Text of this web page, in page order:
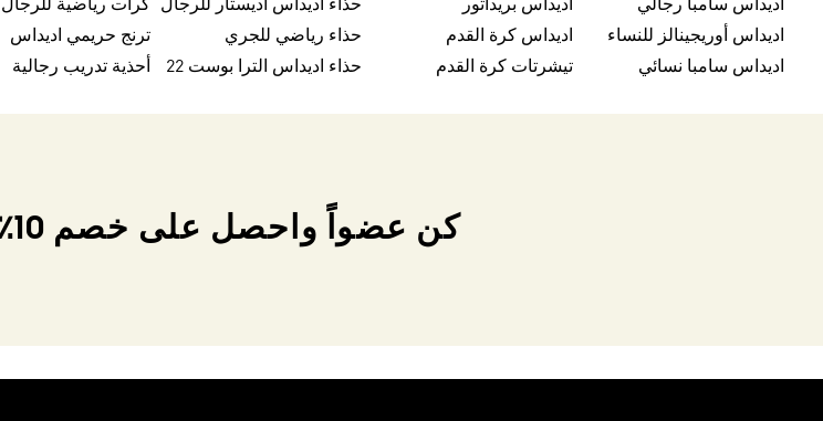
اديداس سامبا رجالي
اديداس بريداتور حذاء اديداس اديستار للرجال كرات رياضية للرجال
اديداس أوريجينالز للنساء
اديداس كرة القدم حذاء رياضي للجري ترنج حريمي اديداس
اديداس سامبا نسائي
تيشرتات كرة القدم حذاء اديداس الترا بوست 22 أحذية تدريب رجالية
كن عضواً واحصل على خصم 10٪